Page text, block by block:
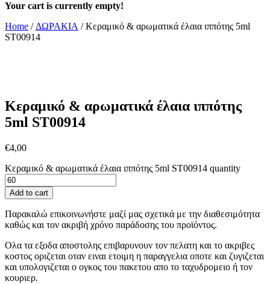
Your cart is currently empty!
Home / ΔΩΡΑΚΙΑ / Κεραμικό & αρωματικά έλαια ιππότης 5ml
ST00914
Κεραμικό & αρωματικά έλαια ιππότης
5ml ST00914
€4,00
Κεραμικό & αρωματικά έλαια ιππότης 5ml ST00914 quantity
Add to cart
Παρακαλώ επικοινωνήστε μαζί μας σχετικά με την διαθεσιμότητα
καθώς και τον ακριβή χρόνο παράδοσης του προϊόντος.
Ολα τα εξοδα αποστολης επιβαρυνουν τον πελατη και το ακριβες
κοστος οριζεται οταν ειναι ετοιμη η παραγγελια οποτε και ζυγιζεται
και υπολογιζεται ο ογκος του πακετου απο το ταχυδρομειο ή τον
κουριερ.